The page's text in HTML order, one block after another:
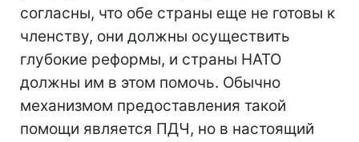
согласны, что обе страны еще не готовы к
членству, они должны осуществить
глубокие реформы, и страны НАТО
должны им в этом помочь. Обычно
механизмом предоставления такой
помощи является ПДЧ, но в настоящий